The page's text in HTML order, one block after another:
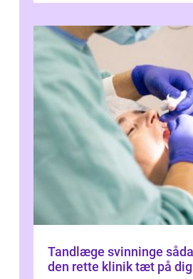
Tandlæge svinninge sådan vælger du
den rette klinik tæt på dig